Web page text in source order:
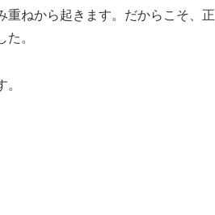
重ねから起きます。だからこそ、正
。